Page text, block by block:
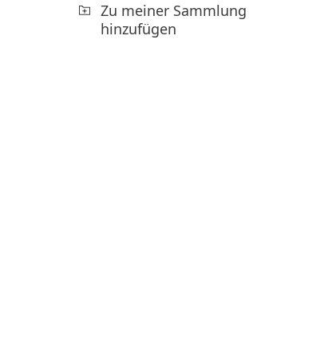
Zu meiner Sammlung
hinzufügen